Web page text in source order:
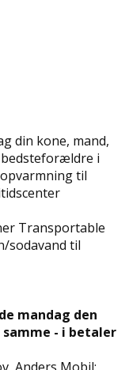
din kone, mand,
i
til
Transportable
sodavand til
mandag den
samme - i betaler